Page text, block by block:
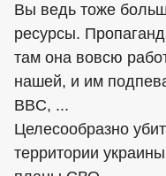
Вы ведь тоже
ресурсы.
там она вовсю
нашей, и им
BBC, ...
Целесообразно
территории